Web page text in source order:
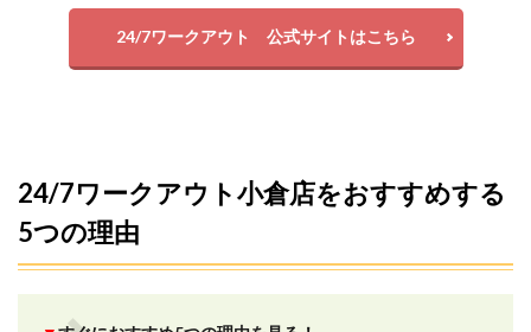
24/7ワークアウト 公式サイトはこちら
24/7ワークアウト小倉店をおすすめする
5つの理由